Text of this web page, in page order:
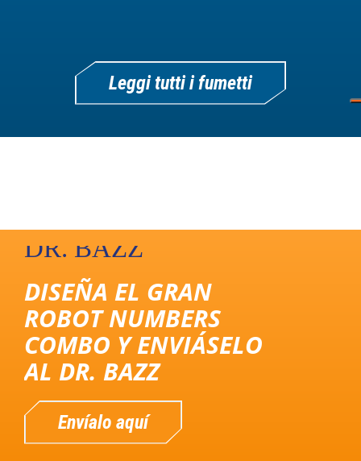
Leggi tutti i fumetti
DR. BAZZ
DISEÑA EL GRAN
ROBOT NUMBERS
COMBO Y ENVIÁSELO
AL DR. BAZZ
Envíalo aquí